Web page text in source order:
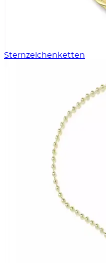
Sternzeichenketten